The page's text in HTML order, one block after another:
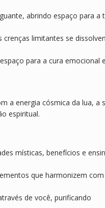
abrindo espaço para
limitantes se
para a cura emocional
a energia cósmica da lua, a
espiritual.
místicas, benefícios e
que harmonizem
de você, purificando